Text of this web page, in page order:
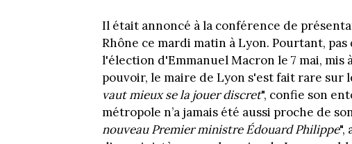
Il était annoncé à la conférence de
Rhône ce mardi matin à Lyon. Pourtant,
l'élection d'Emmanuel Macron le 7 mai, mis
pouvoir, le maire de Lyon s'est fait rare sur
vaut mieux se la jouer discret", confie son
métropole n’a jamais été aussi proche de
nouveau Premier ministre Édouard Philippe",